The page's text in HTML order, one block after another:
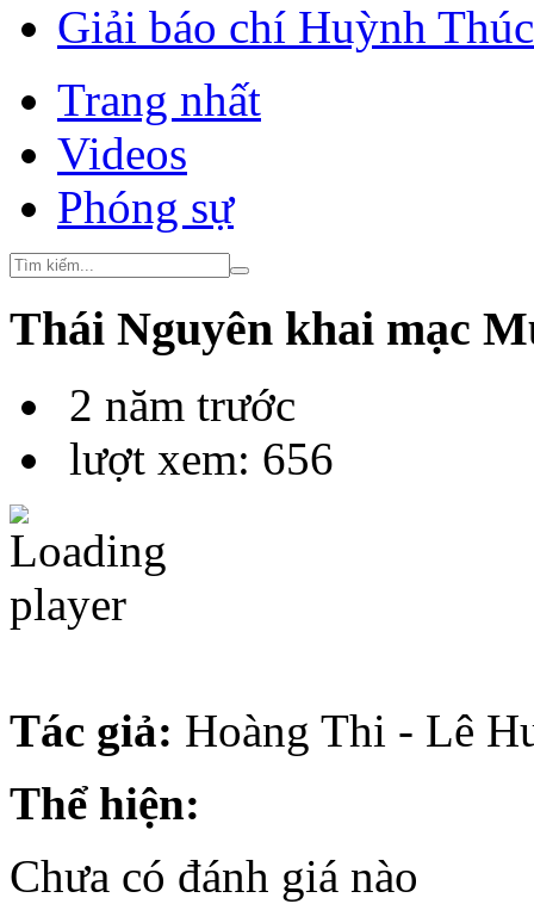
Giải báo chí Huỳnh
Trang nhất
Videos
Phóng sự
Thái Nguyên khai mạc
2 năm trước
lượt xem: 656
Tác giả: Hoàng Thi - Lê
Thể hiện:
Chưa có đánh giá nào